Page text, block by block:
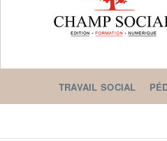
TRAVAIL SOCIAL